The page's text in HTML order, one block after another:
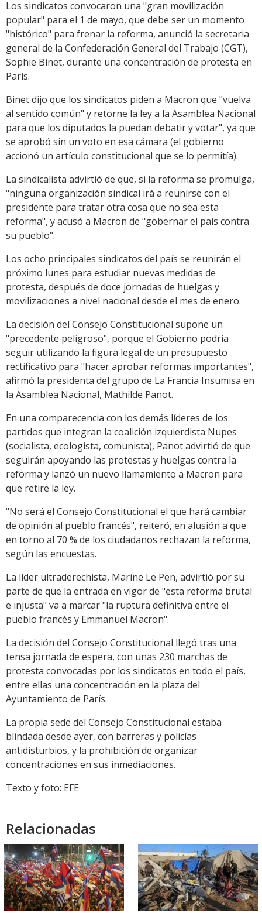
Los sindicatos convocaron una "gran movilización
popular" para el 1 de mayo, que debe ser un momento
"histórico" para frenar la reforma, anunció la secretaria
general de la Confederación General del Trabajo (CGT),
Sophie Binet, durante una concentración de protesta en
París.
Binet dijo que los sindicatos piden a Macron que "vuelva
al sentido común" y retorne la ley a la Asamblea Nacional
para que los diputados la puedan debatir y votar", ya que
se aprobó sin un voto en esa cámara (el gobierno
accionó un artículo constitucional que se lo permitía).
La sindicalista advirtió de que, si la reforma se promulga,
"ninguna organización sindical irá a reunirse con el
presidente para tratar otra cosa que no sea esta
reforma", y acusó a Macron de "gobernar el país contra
su pueblo".
Los ocho principales sindicatos del país se reunirán el
próximo lunes para estudiar nuevas medidas de
protesta, después de doce jornadas de huelgas y
movilizaciones a nivel nacional desde el mes de enero.
La decisión del Consejo Constitucional supone un
"precedente peligroso", porque el Gobierno podría
seguir utilizando la figura legal de un presupuesto
rectificativo para "hacer aprobar reformas importantes",
afirmó la presidenta del grupo de La Francia Insumisa en
la Asamblea Nacional, Mathilde Panot.
En una comparecencia con los demás líderes de los
partidos que integran la coalición izquierdista Nupes
(socialista, ecologista, comunista), Panot advirtió de que
seguirán apoyando las protestas y huelgas contra la
reforma y lanzó un nuevo llamamiento a Macron para
que retire la ley.
"No será el Consejo Constitucional el que hará cambiar
de opinión al pueblo francés", reiteró, en alusión a que
en torno al 70 % de los ciudadanos rechazan la reforma,
según las encuestas.
La líder ultraderechista, Marine Le Pen, advirtió por su
parte de que la entrada en vigor de "esta reforma brutal
e injusta" va a marcar "la ruptura definitiva entre el
pueblo francés y Emmanuel Macron".
La decisión del Consejo Constitucional llegó tras una
tensa jornada de espera, con unas 230 marchas de
protesta convocadas por los sindicatos en todo el país,
entre ellas una concentración en la plaza del
Ayuntamiento de París.
La propia sede del Consejo Constitucional estaba
blindada desde ayer, con barreras y policías
antidisturbios, y la prohibición de organizar
concentraciones en sus inmediaciones.
Texto y foto: EFE
Relacionadas